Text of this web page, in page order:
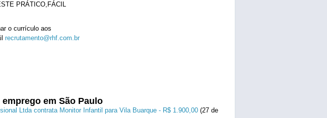
PRÁTICO,FÁCIL
o currículo aos
recrutamento@rhf.com.br
em São Paulo
Ltda contrata Monitor Infantil para Vila Buarque - R$ 1.900,00 (27 de